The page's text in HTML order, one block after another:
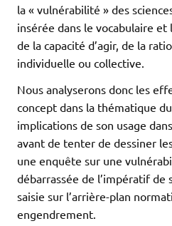
la « vulnérabilité » des
insérée dans le vocabulaire
de la capacité d’agir, de la
individuelle ou collective.
Nous analyserons donc les
concept dans la thématique
implications de son usage
avant de tenter de dessiner
une enquête sur une
débarrassée de l’impératif de
saisie sur l’arrière-plan
engendrement.